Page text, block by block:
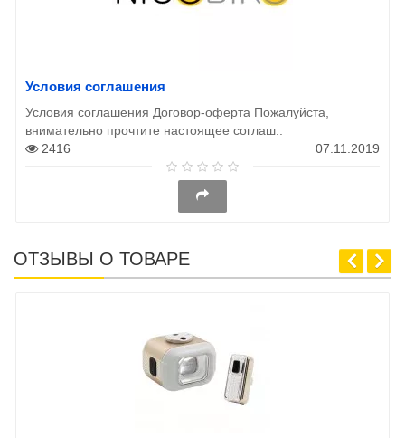
Условия соглашения
Условия соглашения Договор-оферта Пожалуйста,
внимательно прочтите настоящее соглаш..
2416
07.11.2019
ОТЗЫВЫ О ТОВАРЕ